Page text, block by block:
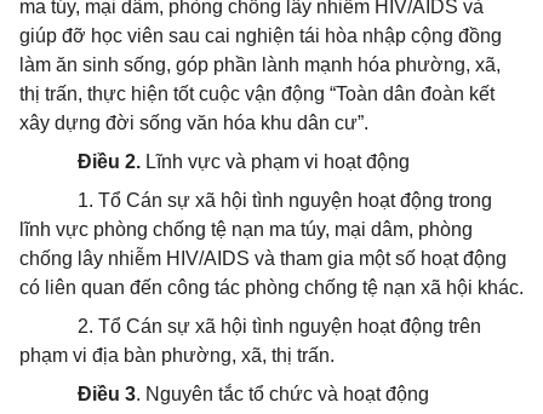
ma túy, mại dâm, phòng chống lây nhiễm HIV/AIDS và
giúp đỡ học viên sau cai nghiện tái hòa nhập cộng đồng
làm ăn sinh sống, góp phần lành mạnh hóa phường, xã,
thị trấn, thực hiện tốt cuộc vận động “Toàn dân đoàn kết
xây dựng đời sống văn hóa khu dân cư”.
Điều 2. Lĩnh vực và phạm vi hoạt động
1. Tổ Cán sự xã hội tình nguyện hoạt động trong
lĩnh vực phòng chống tệ nạn ma túy, mại dâm, phòng
chống lây nhiễm HIV/AIDS và tham gia một số hoạt động
có liên quan đến công tác phòng chống tệ nạn xã hội khác.
2. Tổ Cán sự xã hội tình nguyện hoạt động trên
phạm vi địa bàn phường, xã, thị trấn.
Điều 3. Nguyên tắc tổ chức và hoạt động